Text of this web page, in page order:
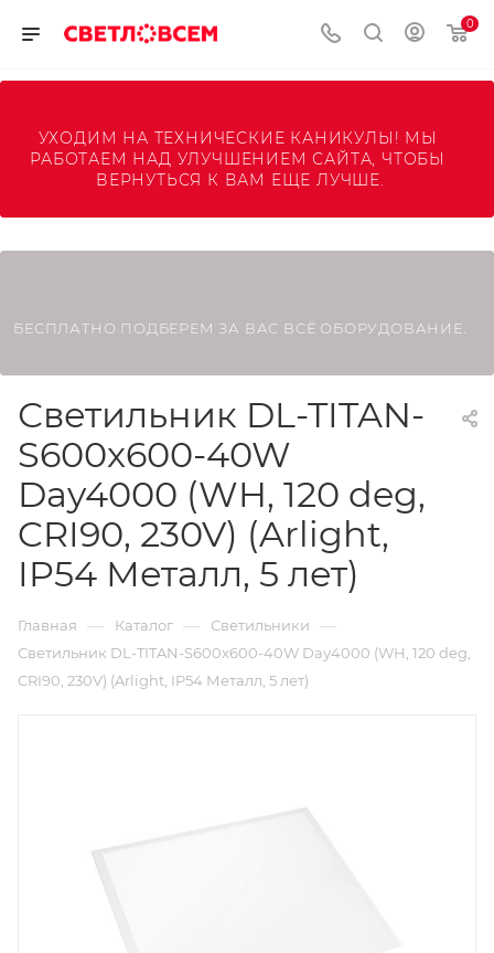
0
УХОДИМ НА ТЕХНИЧЕСКИЕ КАНИКУЛЫ! МЫ
РАБОТАЕМ НАД УЛУЧШЕНИЕМ САЙТА, ЧТОБЫ
ВЕРНУТЬСЯ К ВАМ ЕЩЕ ЛУЧШЕ.
БЕСПЛАТНО ПОДБЕРЕМ ЗА ВАС ВСЁ ОБОРУДОВАНИЕ.
Светильник DL-TITAN-
S600x600-40W
Day4000 (WH, 120 deg,
CRI90, 230V) (Arlight,
IP54 Металл, 5 лет)
Главная — Каталог — Светильники —
Светильник DL-TITAN-S600x600-40W Day4000 (WH, 120 deg,
CRI90, 230V) (Arlight, IP54 Металл, 5 лет)